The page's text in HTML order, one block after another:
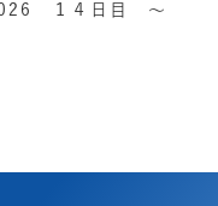
１４日目 ～